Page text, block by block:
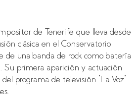
de Tenerife que lleva desde
clásica en el Conservatorio
de una banda de rock como batería
Su primera aparición y actuación
programa de televisión “La Voz”